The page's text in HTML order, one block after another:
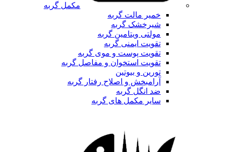
مکمل گربه
خمیر مالت گربه
شیرخشک گربه
مولتی ویتامین گربه
تقویت ایمنی گربه
تقویت پوست و موی گربه
تقویت استخوان و مفاصل گربه
تورین و بیوتین
آرامبخش و اصلاح رفتار گربه
ضد انگل گربه
سایر مکمل های گربه